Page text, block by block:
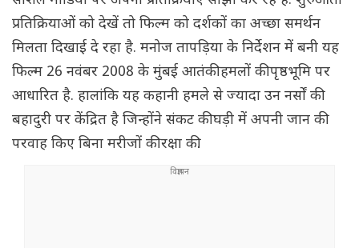
प्रतिक्रियाओं को देखें तो फिल्म को दर्शकों का अच्छा समर्थन
मिलता दिखाई दे रहा है. मनोज तापड़िया के निर्देशन में बनी यह
फिल्म 26 नवंबर 2008 के मुंबई आतंकी हमलों की पृष्ठभूमि पर
आधारित है. हालांकि यह कहानी हमले से ज्यादा उन नर्सों की
बहादुरी पर केंद्रित है जिन्होंने संकट की घड़ी में अपनी जान की
परवाह किए बिना मरीजों की रक्षा की.